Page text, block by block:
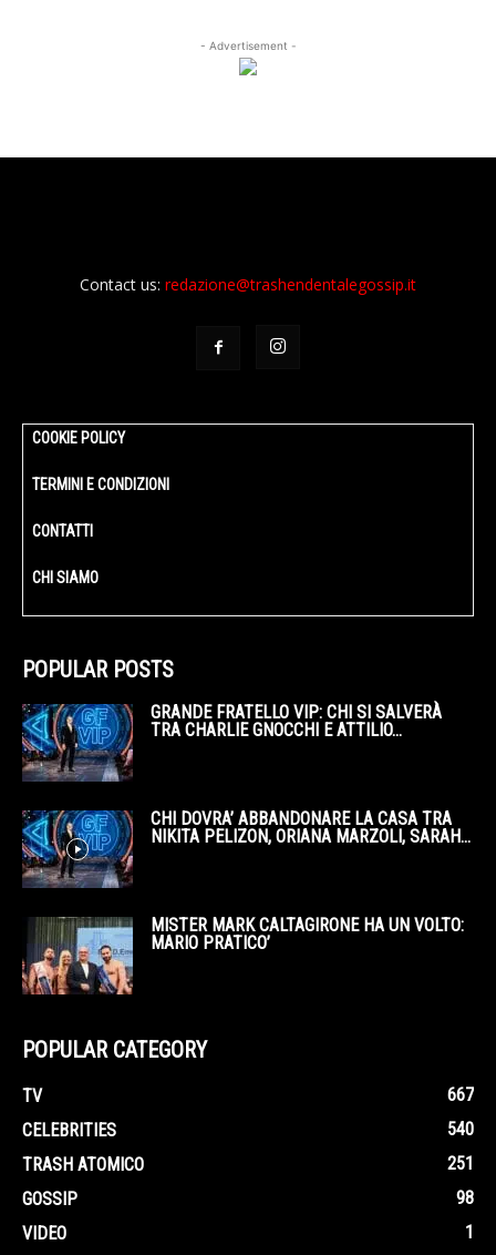
- Advertisement -
Contact us: redazione@trashendentalegossip.it
COOKIE POLICY
TERMINI E CONDIZIONI
CONTATTI
CHI SIAMO
POPULAR POSTS
GRANDE FRATELLO VIP: CHI SI SALVERÀ
TRA CHARLIE GNOCCHI E ATTILIO...
CHI DOVRA’ ABBANDONARE LA CASA TRA
NIKITA PELIZON, ORIANA MARZOLI, SARAH...
MISTER MARK CALTAGIRONE HA UN VOLTO:
MARIO PRATICO’
POPULAR CATEGORY
TV
667
CELEBRITIES
540
TRASH ATOMICO
251
GOSSIP
98
VIDEO
1